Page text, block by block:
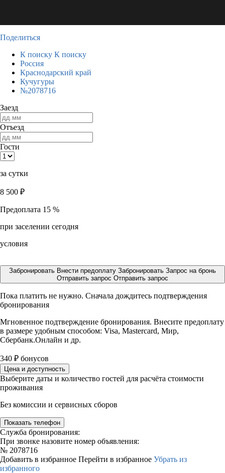
Поделиться
К поиску К поиску
Россия
Краснодарский край
Кучугуры
№2078716
Заезд
Отъезд
Гости
за сутки
8 500 ₽
Предоплата 15 %
при заселении сегодня
условия
Забронировать Внести предоплату Забронировать Запрос на бронь
Отправить запрос Отправить запрос
Пока платить не нужно. Сначала дождитесь подтверждения
бронирования
Мгновенное подтверждение бронирования. Внесите предоплату
в размере удобным способом: Visa, Mastercard, Мир,
Сбербанк.Онлайн и др.
340 ₽ бонусов
Цена и доступность
Выберите даты и количество гостей для расчёта стоимости
проживания
Без комиссии и сервисных сборов
Показать телефон
Служба бронирования:
При звонке назовите номер объявления:
№ 2078716
Добавить в избранное Перейти в избранное Убрать из
избранного